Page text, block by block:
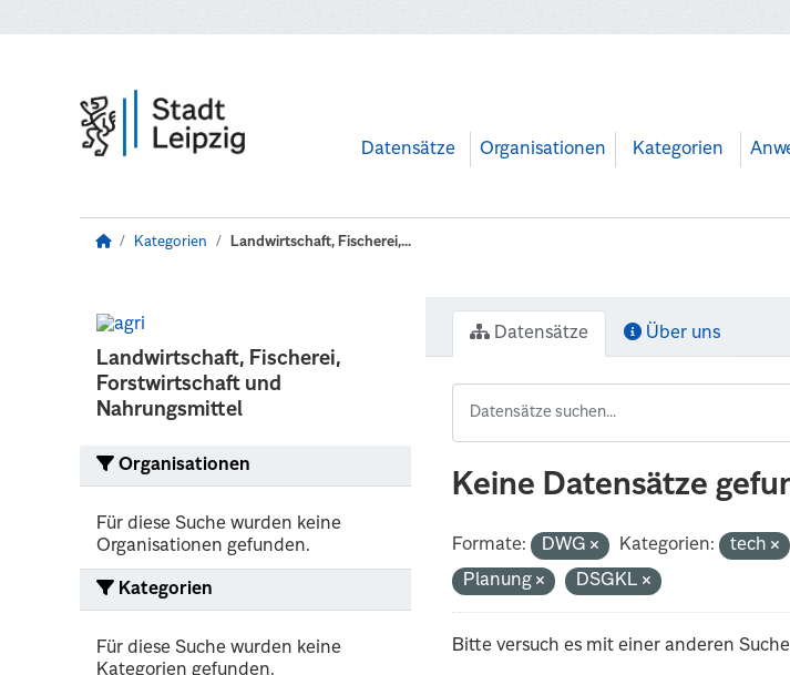
Datensätze Organisationen Kategorien
Kategorien Landwirtschaft, Fischerei,...
Landwirtschaft, Fischerei,
Forstwirtschaft und
Nahrungsmittel
Organisationen
Für diese Suche wurden keine
Organisationen gefunden.
Kategorien
Für diese Suche wurden keine
Kategorien gefunden.
Datensätze Über uns
Keine Datensätze
Formate: DWG Kategorien: tech
Planung
DSGKL
Bitte versuch es mit einer anderen